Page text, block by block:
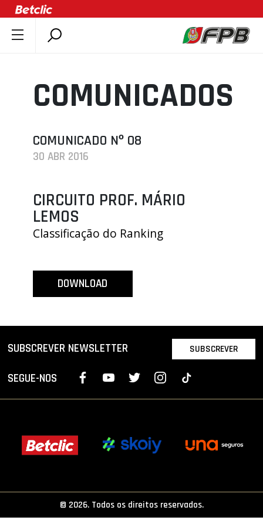
DOCUMENTOS
ÚLTIMAS
ASSOCIAÇÕES
CLUBES
AGENDA
SELEÇÕES
MINIBASQUETE
PROJETOS
LIGA BETCLIC FEMININA
COMUNICADOS
COMUNICADO Nº 08
30 ABR 2016
CIRCUITO PROF. MÁRIO
LEMOS
Classificação do Ranking
DOWNLOAD
SUBSCREVER NEWSLETTER SUBSCREVER
SEGUE-NOS
© 2026. Todos os direitos reservados.